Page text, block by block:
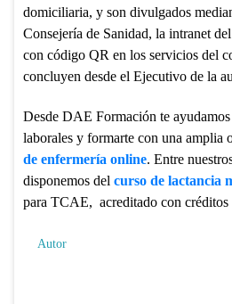
domiciliaria, y son divulgados
Consejería de Sanidad, la intranet
con código QR en los servicios del
concluyen desde el Ejecutivo de la
Desde DAE Formación te
laborales y formarte con una amplia
de enfermería online. Entre
disponemos del curso de lactancia
para TCAE, acreditado con créditos
Autor